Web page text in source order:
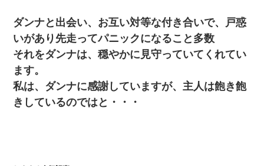
ダンナと出会い、お互い対等な付き合いで、戸惑
いがあり先走ってパニックになること多数
それをダンナは、穏やかに見守っていてくれてい
ます。
私は、ダンナに感謝していますが、主人は飽き飽
きしているのではと・・・